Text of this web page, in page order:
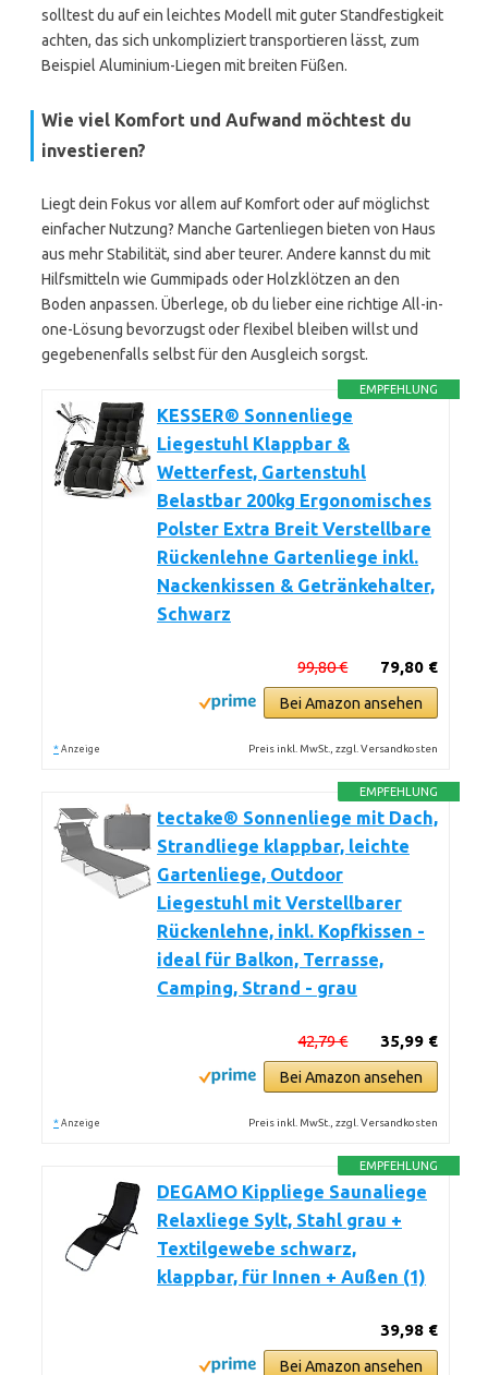
solltest du auf ein leichtes Modell mit guter Standfestigkeit
achten, das sich unkompliziert transportieren lässt, zum
Beispiel Aluminium-Liegen mit breiten Füßen.
Wie viel Komfort und Aufwand möchtest du
investieren?
Liegt dein Fokus vor allem auf Komfort oder auf möglichst
einfacher Nutzung? Manche Gartenliegen bieten von Haus
aus mehr Stabilität, sind aber teurer. Andere kannst du mit
Hilfsmitteln wie Gummipads oder Holzklötzen an den
Boden anpassen. Überlege, ob du lieber eine richtige All-in-
one-Lösung bevorzugst oder flexibel bleiben willst und
gegebenenfalls selbst für den Ausgleich sorgst.
EMPFEHLUNG
KESSER® Sonnenliege
Liegestuhl Klappbar &
Wetterfest, Gartenstuhl
Belastbar 200kg Ergonomisches
Polster Extra Breit Verstellbare
Rückenlehne Gartenliege inkl.
Nackenkissen & Getränkehalter,
Schwarz
79,80 €
99,80 €
Bei Amazon ansehen
* Anzeige Preis inkl. MwSt., zzgl. Versandkosten
EMPFEHLUNG
tectake® Sonnenliege mit Dach,
Strandliege klappbar, leichte
Gartenliege, Outdoor
Liegestuhl mit Verstellbarer
Rückenlehne, inkl. Kopfkissen -
ideal für Balkon, Terrasse,
Camping, Strand - grau
35,99 €
42,79 €
Bei Amazon ansehen
* Anzeige Preis inkl. MwSt., zzgl. Versandkosten
EMPFEHLUNG
DEGAMO Kippliege Saunaliege
Relaxliege Sylt, Stahl grau +
Textilgewebe schwarz,
klappbar, für Innen + Außen (1)
39,98 €
Bei Amazon ansehen